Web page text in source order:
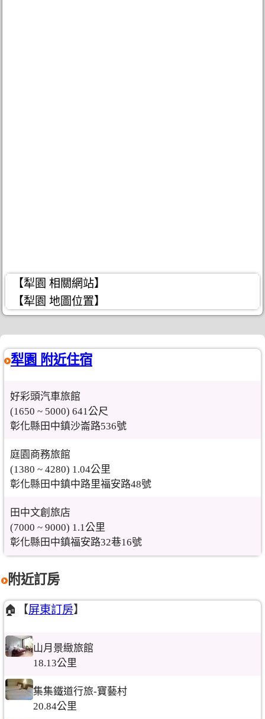
【犁園 相關網站】
【犁園 地圖位置】
犁園 附近住宿
好彩頭汽車旅館
(1650 ~ 5000) 641公尺
彰化縣田中鎮沙崙路536號
庭園商務旅館
(1380 ~ 4280) 1.04公里
彰化縣田中鎮中路里福安路48號
田中文創旅店
(7000 ~ 9000) 1.1公里
彰化縣田中鎮福安路32巷16號
附近訂房
🏠【屏東訂房】
山月景緻旅館
18.13公里
集集鐵道行旅-寶藝村
20.84公里